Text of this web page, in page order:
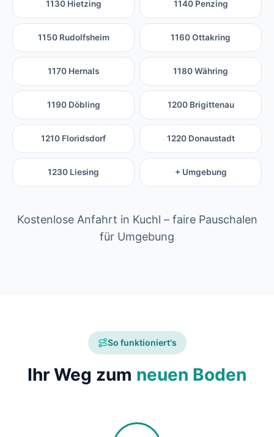
1130 Hietzing 1140 Penzing
1150 Rudolfsheim 1160 Ottakring
1170 Hernals 1180 Währing
1190 Döbling 1200 Brigittenau
1210 Floridsdorf 1220 Donaustadt
1230 Liesing + Umgebung
Kostenlose Anfahrt in Kuchl – faire Pauschalen
für Umgebung
So funktioniert's
Ihr Weg zum neuen Boden